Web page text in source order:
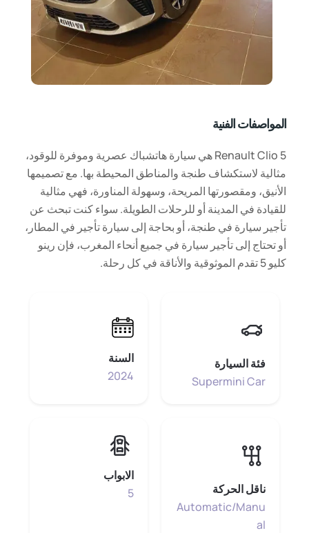
المواصفات الفنية
Renault Clio 5 هي سيارة هاتشباك عصرية وموفرة للوقود،
مثالية لاستكشاف طنجة والمناطق المحيطة بها. مع تصميمها
الأنيق، ومقصورتها المريحة، وسهولة المناورة، فهي مثالية
للقيادة في المدينة أو للرحلات الطويلة. سواء كنت تبحث عن
تأجير سيارة في طنجة، أو بحاجة إلى سيارة تأجير في المطار،
أو تحتاج إلى تأجير سيارة في جميع أنحاء المغرب، فإن رينو
كليو 5 تقدم الموثوقية والأناقة في كل رحلة.
فئة السيارة
Supermini Car
السنة
2024
ناقل الحركة
Automatic/Manu
al
الابواب
5